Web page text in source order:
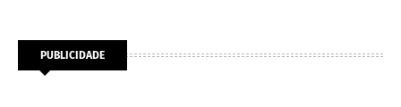
PUBLICIDADE